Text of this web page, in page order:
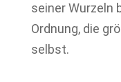
seiner Wurzeln
Ordnung, die
selbst.